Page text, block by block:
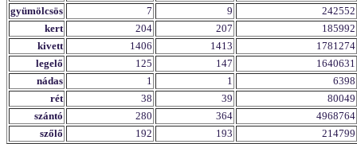
gyümölcsös
7 9
242552
kert
204 207
185992
kivett
1406 1413
1781274
legelő
125 147
1640631
nádas
1 1
6398
rét
38 39
80049
szántó
280 364
4968764
szőlő
192 193 214799